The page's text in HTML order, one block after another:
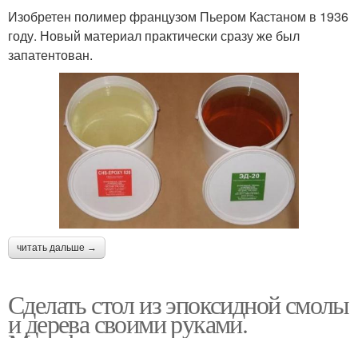
Изобретен полимер французом Пьером Кастаном в 1936
году. Новый материал практически сразу же был
запатентован.
читать дальше →
Сделать стол из эпоксидной смолы
и дерева своими руками.